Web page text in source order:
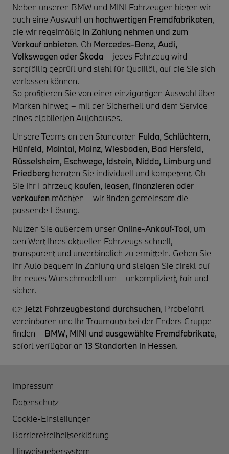
Neben unseren BMW und MINI Fahrzeugen bieten wir
auch eine Auswahl an hochwertigen Fremdfabrikaten,
die wir regelmäßig in Zahlung nehmen und zum
Verkauf anbieten. Ob Mercedes-Benz, Audi,
Volkswagen oder Škoda– jedes Fahrzeug wird
sorgfältig geprüft und steht für Qualität, auf die Sie sich
verlassen können.
So profitieren Sie von einer einzigartigen Auswahl über
Marken hinweg – mit der Sicherheit und dem Service
eines etablierten Autohauses.
Unsere Teams an den Standorten Fulda, Schlüchtern,
Hünfeld, Maintal, Mainz, Wiesbaden, Bad Hersfeld,
Rüsselsheim, Eschwege, Idstein, Nidda, Limburg und
Friedberg beraten Sie individuell und kompetent. Ob
Sie Ihr Fahrzeug kaufen, leasen, finanzieren oder
verkaufen möchten – wir finden gemeinsam die
passende Lösung.
Nutzen Sie außerdem unser Online-Ankauf-Tool, um
den Wert Ihres aktuellen Fahrzeugs schnell,
transparent und unverbindlich zu ermitteln. Geben Sie
Ihr Auto bequem in Zahlung und steigen Sie direkt auf
Ihr neues Wunschmodell um – unkompliziert, fair und
sicher.
👉 Jetzt Fahrzeugbestand durchsuchen, Probefahrt
vereinbaren und Ihr Traumauto bei der Enders Gruppe
finden – BMW, MINI und ausgewählte Fremdfabrikate,
sofort verfügbar an 13 Standorten in Hessen.
Impressum
Datenschutz
Cookie-Einstellungen
Barrierefreiheitserklärung
Hinweisgebersystem